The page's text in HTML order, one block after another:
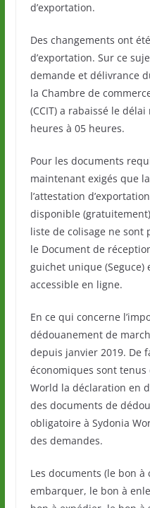
d’exportation.
Des changements ont
d’exportation. Sur ce
demande et délivrance
la Chambre de
(CCIT) a rabaissé le
heures à 05 heures.
Pour les documents
maintenant exigés que
l’attestation
disponible
liste de colisage ne sont
le Document de
guichet unique (Seguce)
accessible en ligne.
En ce qui concerne
dédouanement de
depuis janvier 2019. De
économiques sont tenus
World la déclaration en
des documents de
obligatoire à Sydonia
des demandes.
Les documents (le bon
embarquer, le bon à